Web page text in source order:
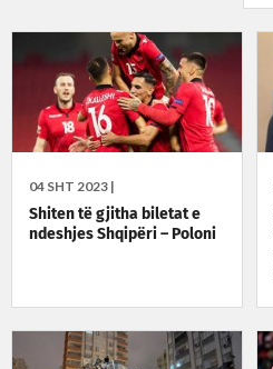
04 SHT 2023 |
Shiten të gjitha biletat e
ndeshjes Shqipëri – Poloni